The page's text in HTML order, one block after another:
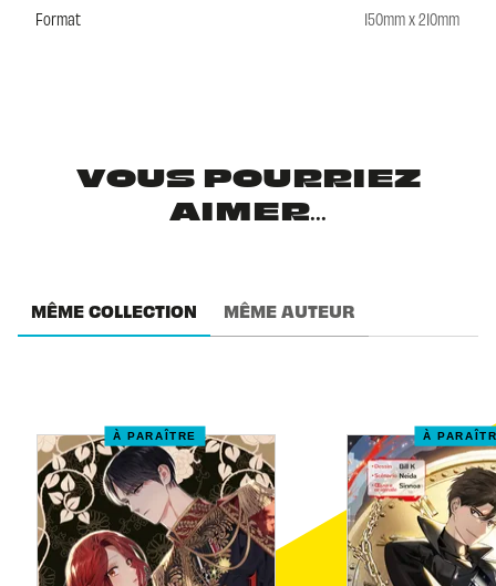
Format
150mm x 210mm
VOUS POURRIEZ
AIMER...
MÊME COLLECTION MÊME AUTEUR
À PARAÎTRE À